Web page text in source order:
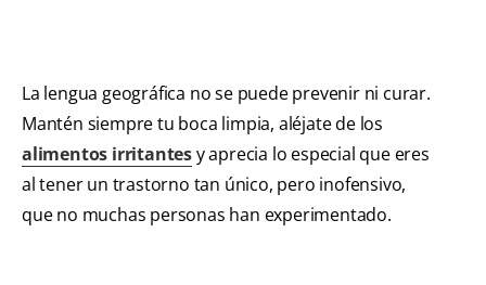
La lengua geográfica no se puede prevenir ni curar.
Mantén siempre tu boca limpia, aléjate de los
alimentos irritantesy aprecia lo especial que eres
al tener un trastorno tan único, pero inofensivo,
que no muchas personas han experimentado.